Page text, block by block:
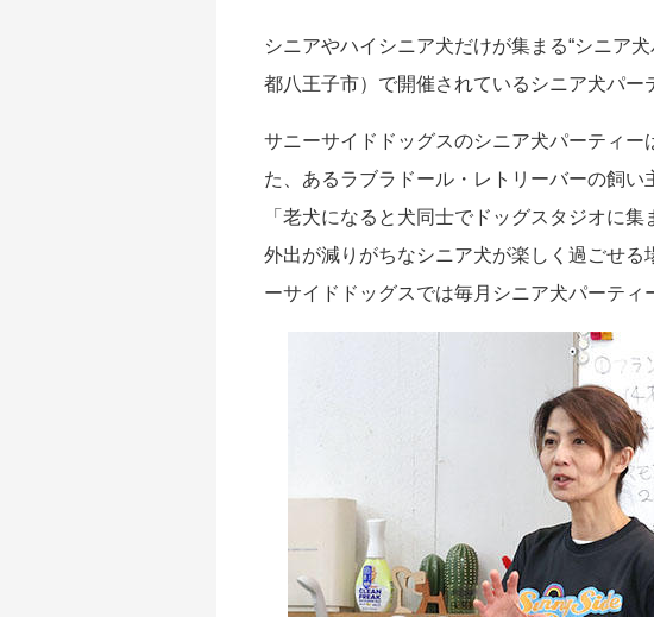
シニアやハイシニア犬だけが集まる“シニア
都八王子市）で開催されているシニア犬パー
サニーサイドドッグスのシニア犬パーティ
た、あるラブラドール・レトリーバーの飼い
「老犬になると犬同士でドッグスタジオに
外出が減りがちなシニア犬が楽しく過ごせ
ーサイドドッグスでは毎月シニア犬パーティ